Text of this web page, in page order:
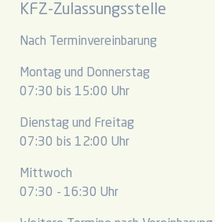
KFZ-Zulassungsstelle
Nach Terminvereinbarung
Montag und Donnerstag
07:30 bis 15:00 Uhr
Dienstag und Freitag
07:30 bis 12:00 Uhr
Mittwoch
07:30 - 16:30 Uhr